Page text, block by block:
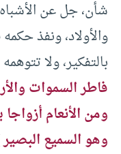
شأن، جل عن الأشباه
والأولاد، ونفذ
بالتفكير، ولا
فاطر السموات
ومن الأنعام
وهو السميع البصير